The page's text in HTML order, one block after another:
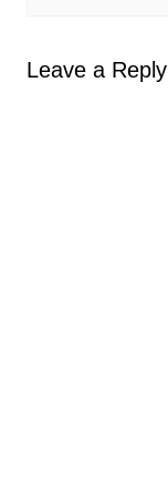
Leave a Reply